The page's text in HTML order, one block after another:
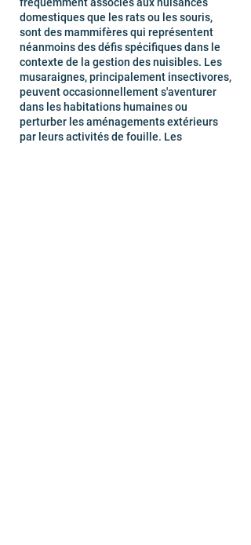
domestiques que les rats ou les souris,
sont des mammifères qui représentent
néanmoins des défis spécifiques dans le
contexte de la gestion des nuisibles. Les
musaraignes, principalement insectivores,
peuvent occasionnellement s'aventurer
dans les habitations humaines ou
perturber les aménagements extérieurs
par leurs activités de fouille. Les